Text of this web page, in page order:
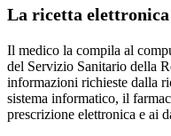
La ricetta
Il medico la compila al
del Servizio Sanitario della
informazioni richieste dalla
sistema informatico, il
prescrizione elettronica e ai